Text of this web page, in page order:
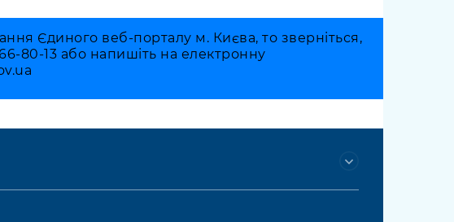
Єдиного веб-порталу м. Києва, то зверніться,
80-13 або напишіть на електронну